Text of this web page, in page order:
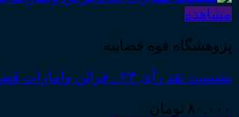
مشاهده
پژوهشگاه قوه قضاییه
نشست نقد رأی ۲۳ ـ قرائن وامارات قضایی مستند علم قاضی
۸۰,۰۰۰ تومان